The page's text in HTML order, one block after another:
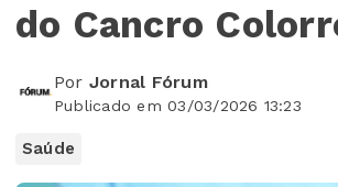
do Cancro
Por Jornal Fórum
Publicado em 03/03/2026 13:23
Saúde